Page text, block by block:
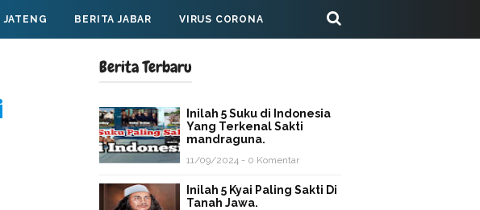
JATENG BERITA JABAR VIRUS CORONA
Berita Terbaru
Inilah 5 Suku di Indonesia
Yang Terkenal Sakti
mandraguna.
11/09/2024 - 0 Komentar
Inilah 5 Kyai Paling Sakti Di
Tanah Jawa.